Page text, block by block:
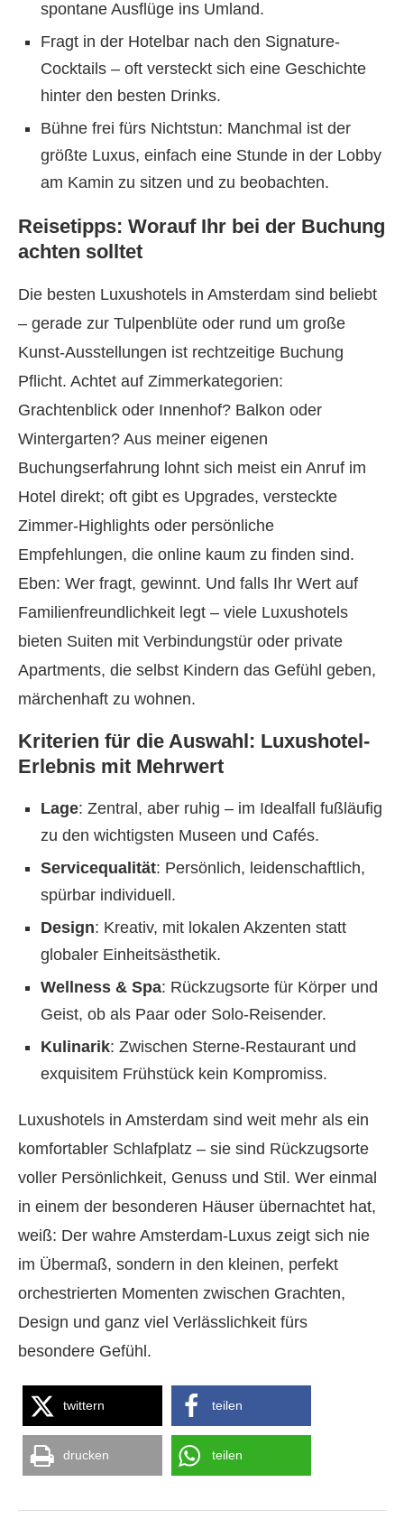
spontane Ausflüge ins Umland.
Fragt in der Hotelbar nach den Signature-
Cocktails – oft versteckt sich eine Geschichte
hinter den besten Drinks.
Bühne frei fürs Nichtstun: Manchmal ist der
größte Luxus, einfach eine Stunde in der Lobby
am Kamin zu sitzen und zu beobachten.
Reisetipps: Worauf Ihr bei der Buchung
achten solltet
Die besten Luxushotels in Amsterdam sind beliebt
– gerade zur Tulpenblüte oder rund um große
Kunst-Ausstellungen ist rechtzeitige Buchung
Pflicht. Achtet auf Zimmerkategorien:
Grachtenblick oder Innenhof? Balkon oder
Wintergarten? Aus meiner eigenen
Buchungserfahrung lohnt sich meist ein Anruf im
Hotel direkt; oft gibt es Upgrades, versteckte
Zimmer-Highlights oder persönliche
Empfehlungen, die online kaum zu finden sind.
Eben: Wer fragt, gewinnt. Und falls Ihr Wert auf
Familienfreundlichkeit legt – viele Luxushotels
bieten Suiten mit Verbindungstür oder private
Apartments, die selbst Kindern das Gefühl geben,
märchenhaft zu wohnen.
Kriterien für die Auswahl: Luxushotel-
Erlebnis mit Mehrwert
Lage: Zentral, aber ruhig – im Idealfall fußläufig
zu den wichtigsten Museen und Cafés.
Servicequalität: Persönlich, leidenschaftlich,
spürbar individuell.
Design: Kreativ, mit lokalen Akzenten statt
globaler Einheitsästhetik.
Wellness & Spa: Rückzugsorte für Körper und
Geist, ob als Paar oder Solo-Reisender.
Kulinarik: Zwischen Sterne-Restaurant und
exquisitem Frühstück kein Kompromiss.
Luxushotels in Amsterdam sind weit mehr als ein
komfortabler Schlafplatz – sie sind Rückzugsorte
voller Persönlichkeit, Genuss und Stil. Wer einmal
in einem der besonderen Häuser übernachtet hat,
weiß: Der wahre Amsterdam-Luxus zeigt sich nie
im Übermaß, sondern in den kleinen, perfekt
orchestrierten Momenten zwischen Grachten,
Design und ganz viel Verlässlichkeit fürs
besondere Gefühl.
twittern teilen
drucken teilen